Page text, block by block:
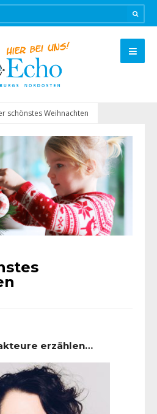
schönstes Weihnachten
erzählen…